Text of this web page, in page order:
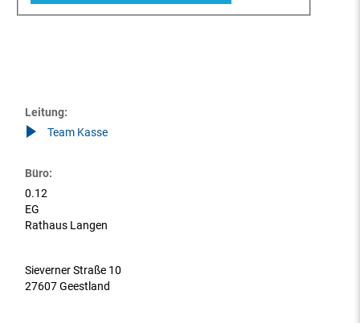
Leitung:
Team Kasse
Büro:
0.12
EG
Rathaus Langen
Sieverner Straße 10
27607 Geestland